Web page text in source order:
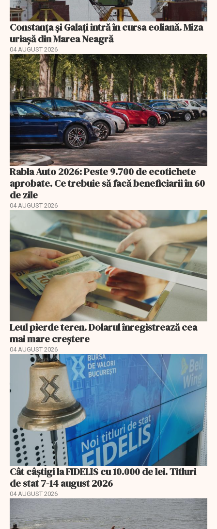
Constanța și Galați intră în cursa eoliană. Miza
uriașă din Marea Neagră
04 AUGUST 2026
Rabla Auto 2026: Peste 9.700 de ecotichete
aprobate. Ce trebuie să facă beneficiarii în 60
de zile
04 AUGUST 2026
Leul pierde teren. Dolarul înregistrează cea
mai mare creștere
04 AUGUST 2026
Cât câștigi la FIDELIS cu 10.000 de lei. Titluri
de stat 7-14 august 2026
04 AUGUST 2026